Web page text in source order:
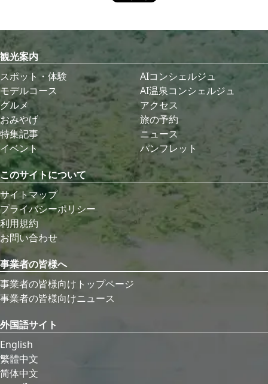
観光案内
スポット・体験
モデルコース
グルメ
おみやげ
特集記事
イベント
AIコンシェルジュ
AI温泉コンシェルジュ
アクセス
旅の予約
ニュース
パンフレット
このサイトについて
サイトマップ
プライバシーポリシー
利用規約
お問い合わせ
事業者の皆様へ
事業者の皆様向けトップページ
事業者の皆様向けニュース
外国語サイト
English
繁體中文
简体中文